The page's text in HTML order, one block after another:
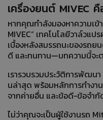
เครื่องยนต์ MIVEC คื
หากคุณกำลังมองหาความเข้
MIVEC” เทคโนโลยีวาล์วแ
เบื้องหลังสมรรถนะของรถย
ดี และทนทาน—บทความนี้จ
เรารวบรวมประวัติการพัฒน
นล่าสุด พร้อมหลักการทำงา
จากค่ายอื่น และข้อดี-ข้อจำกั
ไม่ว่าคุณจะเป็นผู้ใช้งานรถ